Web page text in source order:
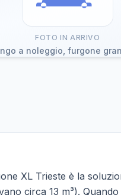
FOTO IN ARRIVO
XL Trieste è la
circa 13 m³).